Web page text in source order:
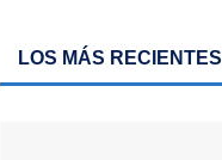
LOS MÁS RECIENTES